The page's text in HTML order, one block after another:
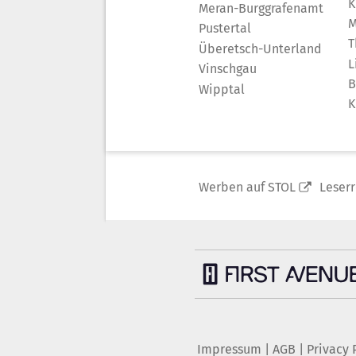
Meran-Burggrafenamt
Pustertal
Überetsch-Unterland
Vinschgau
Wipptal
Werben auf STOL
Impressum AGB Privacy